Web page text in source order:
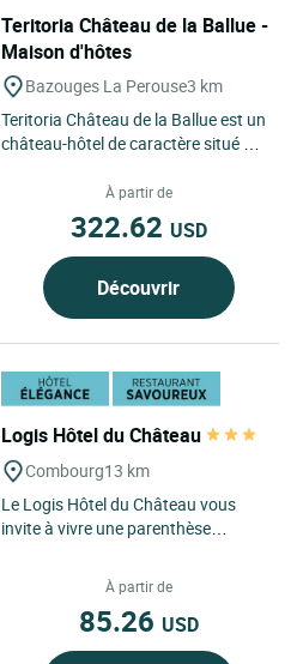
Teritoria Château de la Ballue -
Maison d'hôtes
Bazouges La Perouse3 km
Teritoria Château de la Ballue est un
château-hôtel de caractère situé à
À partir de
322.62 USD
Découvrir
Logis Hôtel du Château
Combourg13 km
Le Logis Hôtel du Château vous
invite à vivre une parenthèse
Bretagne, dans la charmante cité...
À partir de
85.26 USD